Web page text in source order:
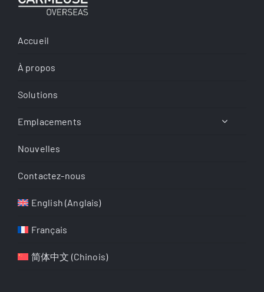
Accueil
À propos
Solutions
Emplacements
Nouvelles
Contactez-nous
English (Anglais)
Français
简体中文 (Chinois)